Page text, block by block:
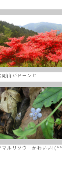
剛山がドーンと
マルリソウ かわいい